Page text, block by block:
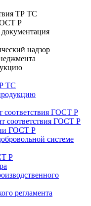
ТР ТС
Р
надзор
ТС
соответствия ГОСТ Р
соответствия ГОСТ Р
ГОСТ Р
системе
Р
регламента